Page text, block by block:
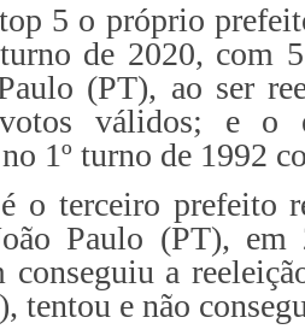
5 o próprio
de 2020, com
(PT), ao ser
válidos; e o
1º turno de 1992
o terceiro prefeito
Paulo (PT), em
conseguiu a
tentou e não